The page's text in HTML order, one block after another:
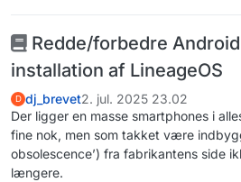
Redde/forbedre
installation af LineageOS
D dj_brevet2. jul. 2025 23.02
Der ligger en masse smartphones i
fine nok, men som takket være
obsolescence’) fra fabrikantens side
længere.